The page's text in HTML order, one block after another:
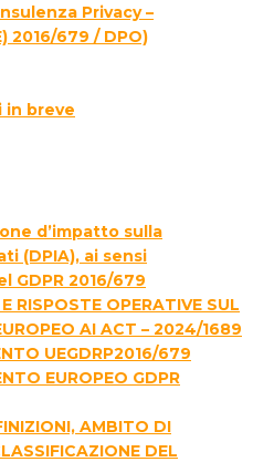
Privacy –
2016/679 / DPO)
breve
d’impatto sulla
(DPIA), ai sensi
GDPR 2016/679
RISPOSTE OPERATIVE SUL
AI ACT – 2024/1689
UEGDRP2016/679
EUROPEO GDPR
AMBITO DI
DEL